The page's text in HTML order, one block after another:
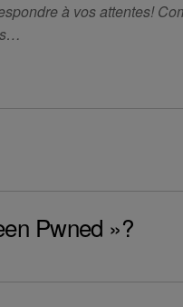
à vos attentes!
Pwned »?